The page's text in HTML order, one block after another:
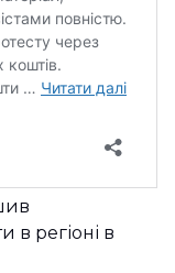
в регіоні в